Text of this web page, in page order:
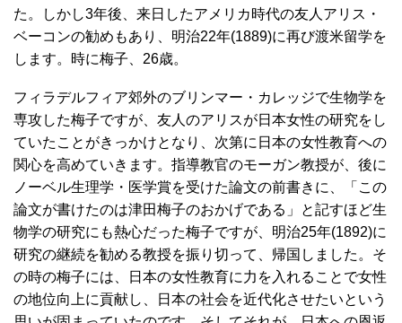
た。しかし3年後、来日したアメリカ時代の友人アリス・
ベーコンの勧めもあり、明治22年(1889)に再び渡米留学を
します。時に梅子、26歳。
フィラデルフィア郊外のブリンマー・カレッジで生物学を
専攻した梅子ですが、友人のアリスが日本女性の研究をし
ていたことがきっかけとなり、次第に日本の女性教育への
関心を高めていきます。指導教官のモーガン教授が、後に
ノーベル生理学・医学賞を受けた論文の前書きに、「この
論文が書けたのは津田梅子のおかげである」と記すほど生
物学の研究にも熱心だった梅子ですが、明治25年(1892)に
研究の継続を勧める教授を振り切って、帰国しました。そ
の時の梅子には、日本の女性教育に力を入れることで女性
の地位向上に貢献し、日本の社会を近代化させたいという